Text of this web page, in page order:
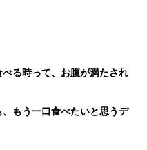
る時って、お腹が満たされ
もう一口食べたいと思うデ